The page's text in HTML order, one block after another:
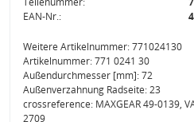
EAN-Nr.:
Weitere Artikelnummer: 771024130
Artikelnummer: 771 0241 30
Außendurchmesser [mm]: 72
Außenverzahnung Radseite: 23
crossreference: MAXGEAR 49-0139,
2709